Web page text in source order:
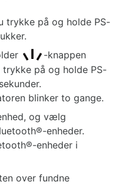
trykke på og holde PS-
-knappen
på og holde PS-
blinker to gange.
og vælg
enheder.
enheder i
over fundne